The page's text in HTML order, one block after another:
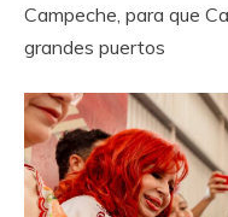
Campeche, para que
grandes puertos